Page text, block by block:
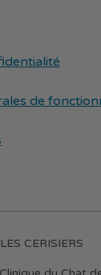
de
CERISIERS
Clinique du Chat